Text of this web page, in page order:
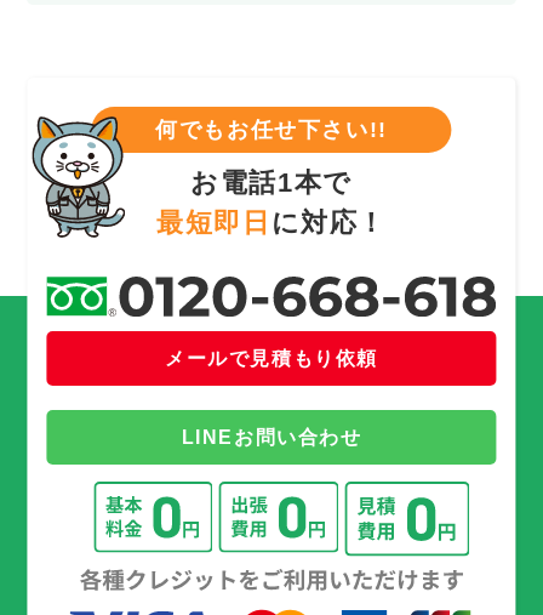
何でもお任せ下さい!!
お電話1本で
最短即日 に対応！
メールで見積もり依頼
LINEお問い合わせ